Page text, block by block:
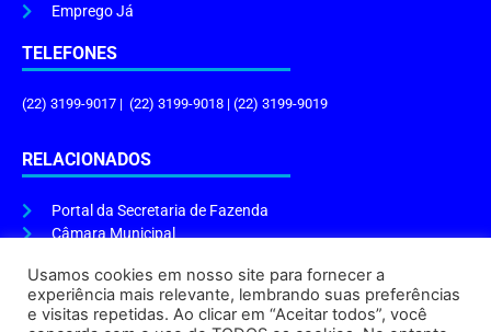
Emprego Já
TELEFONES
(22) 3199-9017 | (22) 3199-9018 | (22) 3199-9019
RELACIONADOS
Portal da Secretaria de Fazenda
Câmara Municipal
ENDEREÇO E HORÁRIO
Usamos cookies em nosso site para fornecer a
experiência mais relevante, lembrando suas preferências
e visitas repetidas. Ao clicar em “Aceitar todos”, você